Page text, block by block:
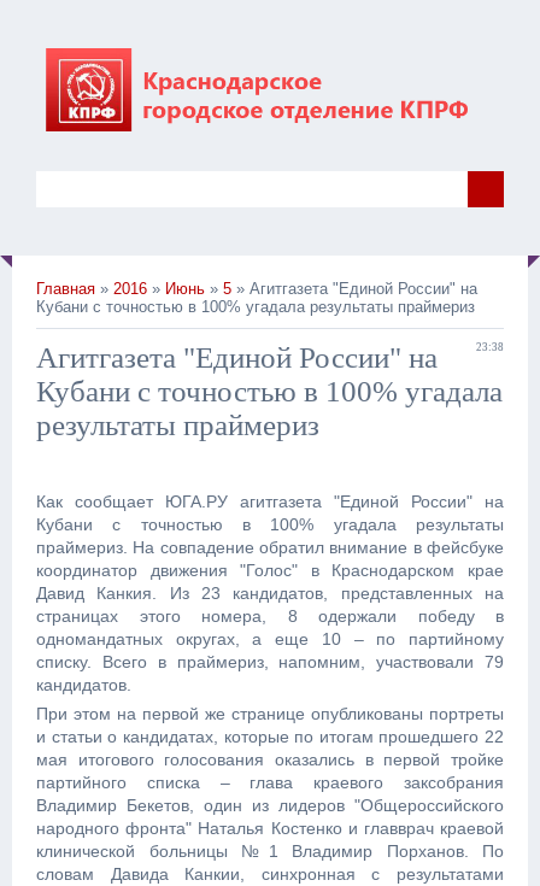
Главная » 2016 » Июнь » 5 » Агитгазета "Единой России" на
Кубани с точностью в 100% угадала результаты праймериз
23:38
Агитгазета "Единой России" на
Кубани с точностью в 100% угадала
результаты праймериз
Как сообщает ЮГА.РУ агитгазета "Единой России" на
Кубани с точностью в 100% угадала результаты
праймериз. На совпадение обратил внимание в фейсбуке
координатор движения "Голос" в Краснодарском крае
Давид Канкия. Из 23 кандидатов, представленных на
страницах этого номера, 8 одержали победу в
одномандатных округах, а еще 10 – по партийному
списку. Всего в праймериз, напомним, участвовали 79
кандидатов.
При этом на первой же странице опубликованы портреты
и статьи о кандидатах, которые по итогам прошедшего 22
мая итогового голосования оказались в первой тройке
партийного списка – глава краевого заксобрания
Владимир Бекетов, один из лидеров "Общероссийского
народного фронта" Наталья Костенко и главврач краевой
клинической больницы №1 Владимир Порханов. По
словам Давида Канкии, синхронная с результатами